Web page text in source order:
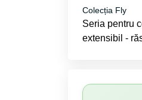
Colecția Fly
Seria pentru
extensibil -